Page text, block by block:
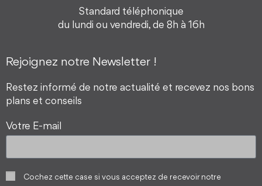
Rejoignez notre Newsletter !
Restez informé de notre actualité et recevez nos bons
plans et conseils
Votre E-mail
Cochez cette case si vous acceptez de recevoir notre
Standard téléphonique
du lundi ou vendredi, de 8h à 16h